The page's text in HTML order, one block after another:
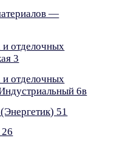
—
и отделочных
3
и отделочных
6в
51